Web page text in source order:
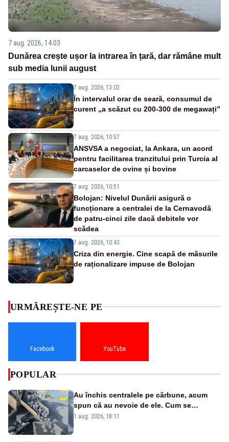
7 aug. 2026, 14:03
Dunărea crește ușor la intrarea în țară, dar rămâne mult
sub media lunii august
7 aug. 2026, 13:02
În intervalul orar de seară, consumul de
curent „a scăzut cu 200-300 de megawați”
7 aug. 2026, 10:57
ANSVSA a negociat, la Ankara, un acord
pentru facilitarea tranzitului prin Turcia al
carcaselor de ovine și bovine
7 aug. 2026, 10:51
Bolojan: Nivelul Dunării asigură o
funcționare a centralei de la Cernavodă
de patru-cinci zile dacă debitele vor
scădea
7 aug. 2026, 10:43
Criza din energie. Cine scapă de măsurile
de raționalizare impuse de Bolojan
URMĂREȘTE-NE PE
Facebook YouTube
POPULAR
Au închis centralele pe cărbune, acum
spun că au nevoie de ele. Cum se
pasează vina în plină criză energetică
1 aug. 2026, 18:11